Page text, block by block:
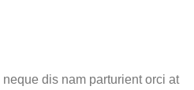
dis nam parturient orci at